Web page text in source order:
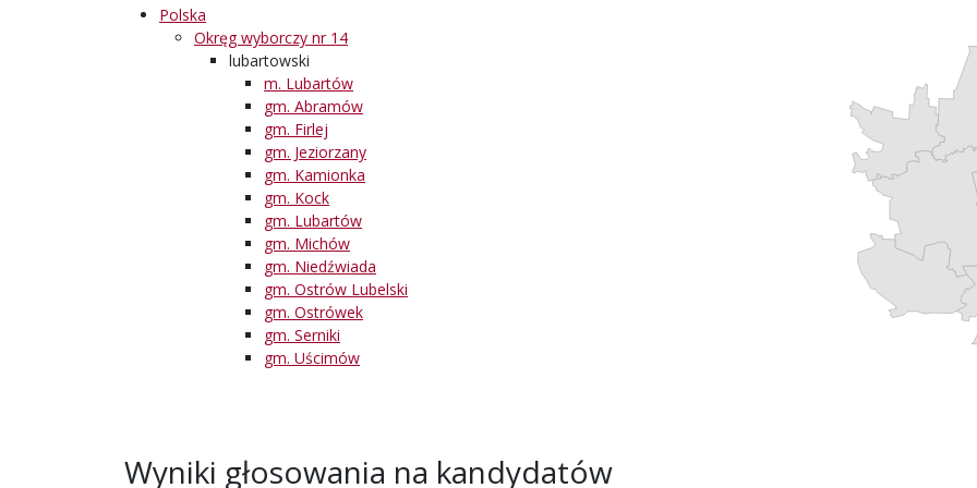
Polska
Okręg wyborczy nr 14
lubartowski
m. Lubartów
gm. Abramów
gm. Firlej
gm. Jeziorzany
gm. Kamionka
gm. Kock
gm. Lubartów
gm. Michów
gm. Niedźwiada
gm. Ostrów Lubelski
gm. Ostrówek
gm. Serniki
gm. Uścimów
Wyniki głosowania na kandydatów